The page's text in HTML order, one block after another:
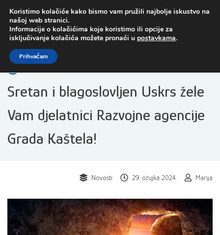
Open toolbar
sadržaj
Sretan i blagoslovljen Uskrs žele
Vam djelatnici Razvojne agencije
Grada Kaštela!
Novosti 29. ožujka 2024. Marija
Koristimo kolačiće kako bismo vam pružili najbolje iskustvo na
našoj web stranici.
Informacije o kolačićima koje koristimo ili opcije za
isključivanje kolačića možete pronaći u postavkama.
Prihvaćam